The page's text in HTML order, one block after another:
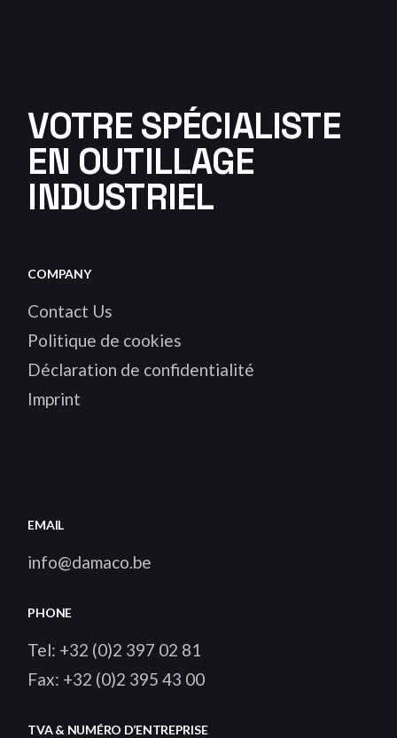
VOTRE SPÉCIALISTE
EN OUTILLAGE
INDUSTRIEL
COMPANY
Contact Us
Politique de cookies
Déclaration de confidentialité
Imprint
EMAIL
info@damaco.be
PHONE
Tel: +32 (0)2 397 02 81
Fax: +32 (0)2 395 43 00
TVA & NUMÉRO D’ENTREPRISE